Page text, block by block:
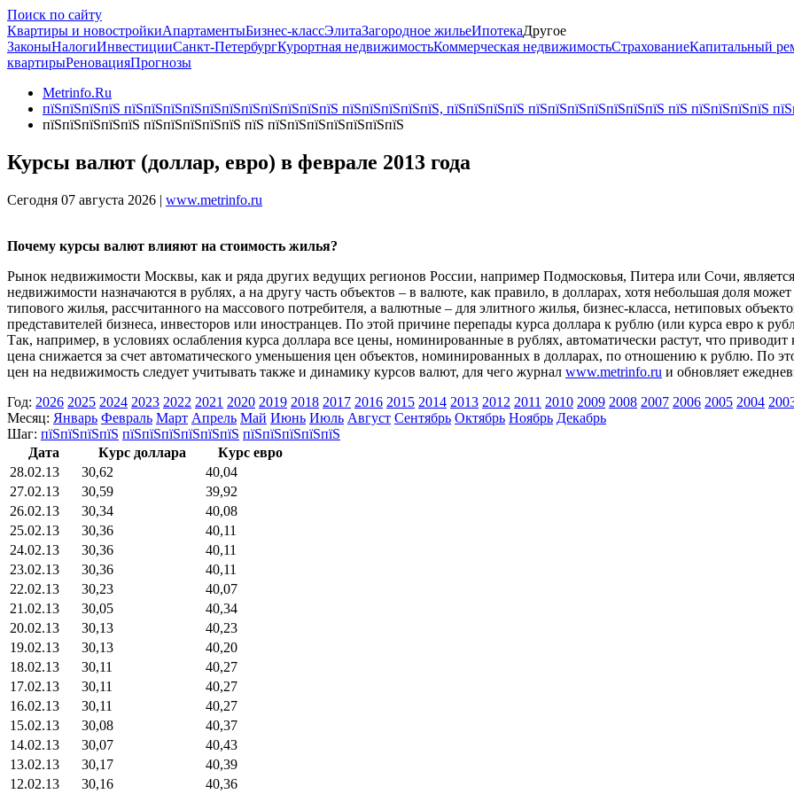
Поиск по сайту
Квартиры и новостройкиАпартаментыБизнес-классЭлитаЗагородное жильеИпотекаДругое
ЗаконыНалогиИнвестицииСанкт-ПетербургКурортная недвижимостьКоммерческая недвижимостьСтрахованиеКапитальный
квартирыРеновацияПрогнозы
Metrinfo.Ru
пїЅпїЅпїЅпїЅ пїЅпїЅпїЅпїЅпїЅпїЅпїЅпїЅпїЅпїЅпїЅ пїЅпїЅпїЅпїЅпїЅ, пїЅпїЅпїЅпїЅ пїЅпїЅпїЅпїЅпїЅпїЅпїЅ пїЅ пїЅпїЅпїЅпїЅ
пїЅпїЅпїЅпїЅпїЅ пїЅпїЅпїЅпїЅпїЅ пїЅ пїЅпїЅпїЅпїЅпїЅпїЅпїЅ
Курсы валют (доллар, евро) в феврале 2013 года
Сегодня 07 августа 2026 | www.metrinfo.ru
Почему курсы валют влияют на стоимость жилья?
Рынок недвижимости Москвы, как и ряда других ведущих регионов России, например Подмосковья, Питера или Сочи,
недвижимости назначаются в рублях, а на другу часть объектов – в валюте, как правило, в долларах, хотя небольшая доля
типового жилья, рассчитанного на массового потребителя, а валютные – для элитного жилья, бизнес-класса, нетиповых
представителей бизнеса, инвесторов или иностранцев. По этой причине перепады курса доллара к рублю (или курса евро к
Так, например, в условиях ослабления курса доллара все цены, номинированные в рублях, автоматически растут, что
цена снижается за счет автоматического уменьшения цен объектов, номинированных в долларах, по отношению к рублю. По
цен на недвижимость следует учитывать также и динамику курсов валют, для чего журнал www.metrinfo.ru и обновляет
Год: 2026 2025 2024 2023 2022 2021 2020 2019 2018 2017 2016 2015 2014 2013 2012 2011 2010 2009 2008 2007 2006 2005 2004
Месяц: Январь Февраль Март Апрель Май Июнь Июль Август Сентябрь Октябрь Ноябрь Декабрь
Шаг: пїЅпїЅпїЅпїЅ пїЅпїЅпїЅпїЅпїЅпїЅ пїЅпїЅпїЅпїЅпїЅ
Дата
Курс доллара
Курс евро
28.02.13
30,62
40,04
27.02.13
30,59
39,92
26.02.13
30,34
40,08
25.02.13
30,36
40,11
24.02.13
30,36
40,11
23.02.13
30,36
40,11
22.02.13
30,23
40,07
21.02.13
30,05
40,34
20.02.13
30,13
40,23
19.02.13
30,13
40,20
18.02.13
30,11
40,27
17.02.13
30,11
40,27
16.02.13
30,11
40,27
15.02.13
30,08
40,37
14.02.13
30,07
40,43
13.02.13
30,17
40,39
12.02.13
30,16
40,36